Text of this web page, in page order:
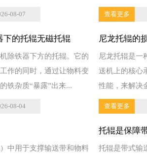
08-07 查看更多
下的托辊无磁托辊
除铁器下方的托辊。它的
作的同时，通过让物料变
铁杂质“暴露”出来...
08-04
尼龙托辊的
尼龙托辊是一
送机上的核心
性能，来解决
查看更多
中用于支撑输送带和物料
托辊是保障
托辊是带式输